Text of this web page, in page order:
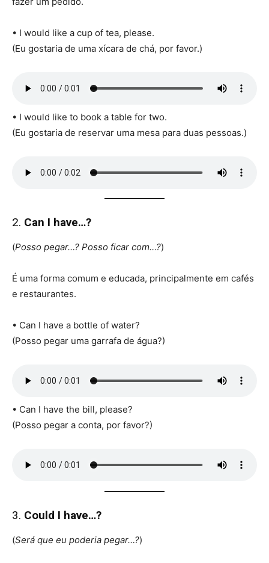
• I would like a cup of tea, please.
(Eu gostaria de uma xícara de chá, por favor.)
• I would like to book a table for two.
(Eu gostaria de reservar uma mesa para duas pessoas.)
2. Can I have…?
(Posso pegar…? Posso ficar com…?)
É uma forma comum e educada, principalmente em cafés
e restaurantes.
• Can I have a bottle of water?
(Posso pegar uma garrafa de água?)
• Can I have the bill, please?
(Posso pegar a conta, por favor?)
3. Could I have…?
(Será que eu poderia pegar…?)